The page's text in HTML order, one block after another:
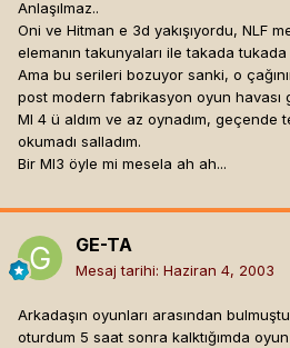
Anlaşılmaz..
Oni ve Hitman e 3d yakışıyordu, NLF
elemanın takunyaları ile takada tukada
Ama bu serileri bozuyor sanki, o
post modern fabrikasyon oyun havası
MI 4 ü aldım ve az oynadım, geçende
okumadı salladım.
Bir MI3 öyle mi mesela ah ah...
GE-TA
Mesaj tarihi: Haziran 4, 2003
Arkadaşın oyunları arasından
oturdum 5 saat sonra kalktığımda